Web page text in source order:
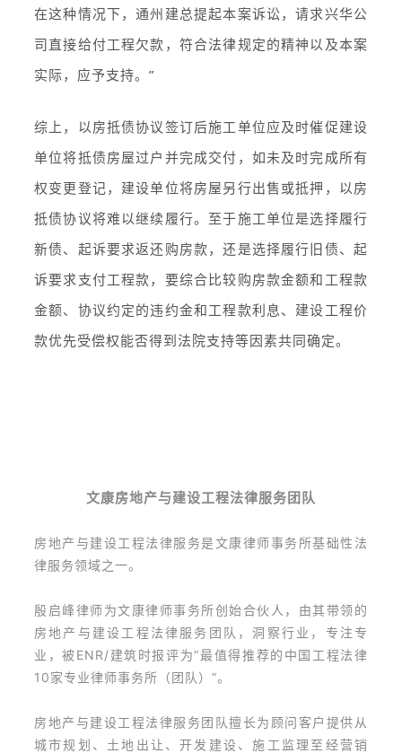
在这种情况下，通州建总提起本案诉讼，请求兴华公
司直接给付工程欠款，符合法律规定的精神以及本案
实际，应予支持。”
综上，以房抵债协议签订后施工单位应及时催促建设
单位将抵债房屋过户并完成交付，如未及时完成所有
权变更登记，建设单位将房屋另行出售或抵押，以房
抵债协议将难以继续履行。至于施工单位是选择履行
新债、起诉要求返还购房款，还是选择履行旧债、起
诉要求支付工程款，要综合比较购房款金额和工程款
金额、协议约定的违约金和工程款利息、建设工程价
款优先受偿权能否得到法院支持等因素共同确定。
文康房地产与建设工程法律服务团队
房地产与建设工程法律服务是文康律师事务所基础性法
律服务领域之一。
殷启峰律师为文康律师事务所创始合伙人，由其带领的
房地产与建设工程法律服务团队，洞察行业，专注专
业，被ENR/建筑时报评为“最值得推荐的中国工程法律
10家专业律师事务所（团队）”。
房地产与建设工程法律服务团队擅长为顾问客户提供从
城市规划、土地出让、开发建设、施工监理至经营销